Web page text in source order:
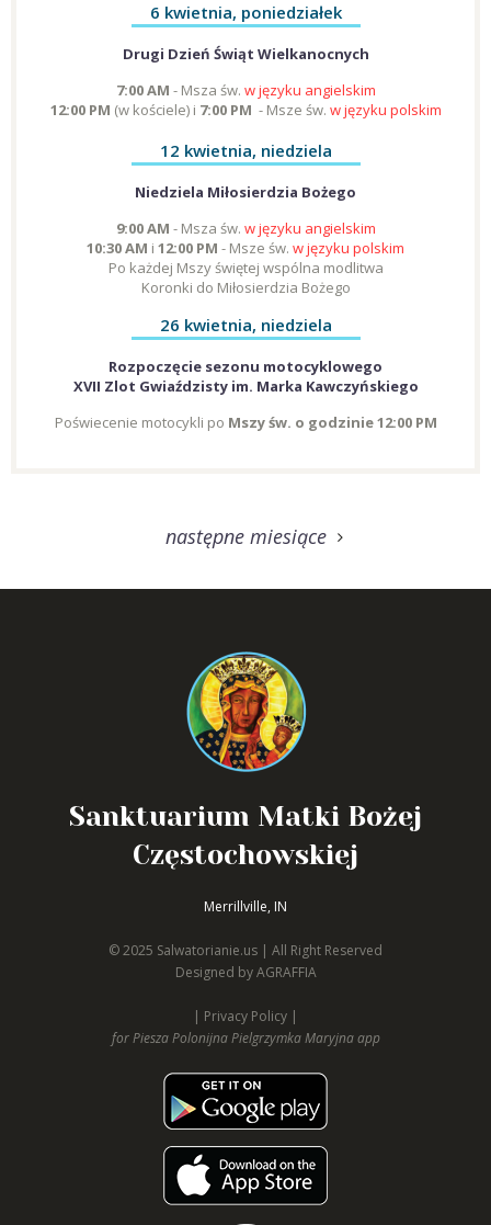
6 kwietnia, poniedziałek
Drugi Dzień Świąt Wielkanocnych
7:00 AM - Msza św. w języku angielskim
12:00 PM (w kościele) i 7:00 PM - Msze św. w języku polskim
12 kwietnia, niedziela
Niedziela Miłosierdzia Bożego
9:00 AM - Msza św. w języku angielskim
10:30 AM i 12:00 PM - Msze św. w języku polskim
Po każdej Mszy świętej wspólna modlitwa
Koronki do Miłosierdzia Bożego
26 kwietnia, niedziela
Rozpoczęcie sezonu motocyklowego
XVII Zlot Gwiaździsty im. Marka Kawczyńskiego
Poświecenie motocykli po Mszy św. o godzinie 12:00 PM
następne miesiące
Sanktuarium Matki Bożej
Częstochowskiej
Merrillville, IN
© 2025 Salwatorianie.us | All Right Reserved
Designed byAGRAFFIA
| Privacy Policy |
for Piesza Polonijna Pielgrzymka Maryjna app